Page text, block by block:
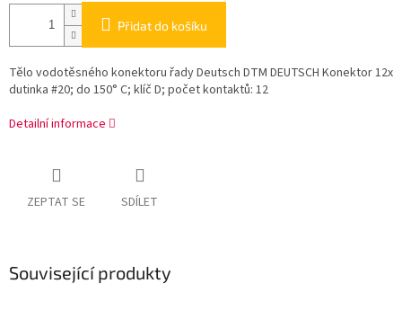
Přidat do košíku
Tělo vodotěsného konektoru řady Deutsch DTM DEUTSCH Konektor 12x
dutinka #20; do 150° C; klíč D; počet kontaktů: 12
Detailní informace
ZEPTAT SE SDÍLET
Související produkty